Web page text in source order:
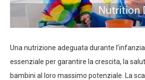
Una nutrizione adeguata durante
essenziale per garantire la crescita, la
bambini al loro massimo potenziale. La